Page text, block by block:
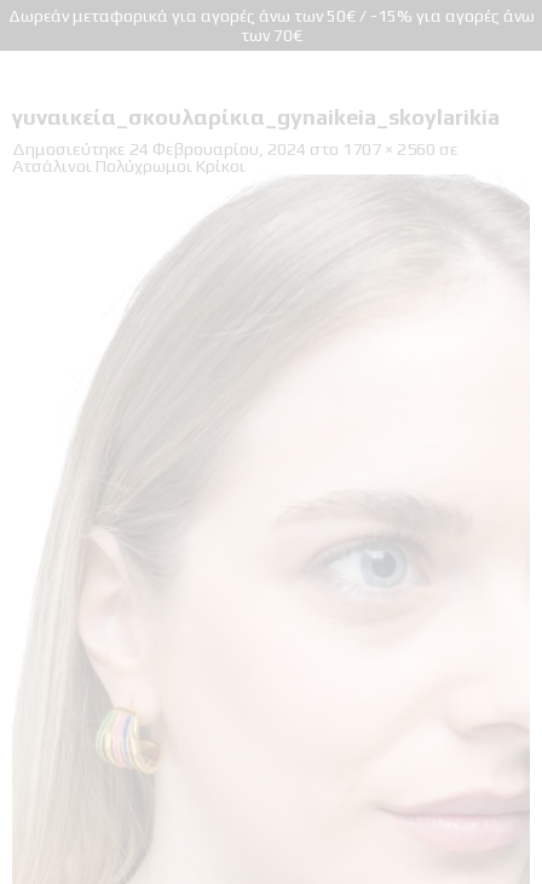
Δωρεάν μεταφορικά για αγορές άνω των 50€ / -15% για αγορές άνω
των 70€
γυναικεία_σκουλαρίκια_gynaikeia_skoylarikia
Δημοσιεύτηκε 24 Φεβρουαρίου, 2024 στο 1707 × 2560 σε
Ατσάλινοι Πολύχρωμοι Κρίκοι